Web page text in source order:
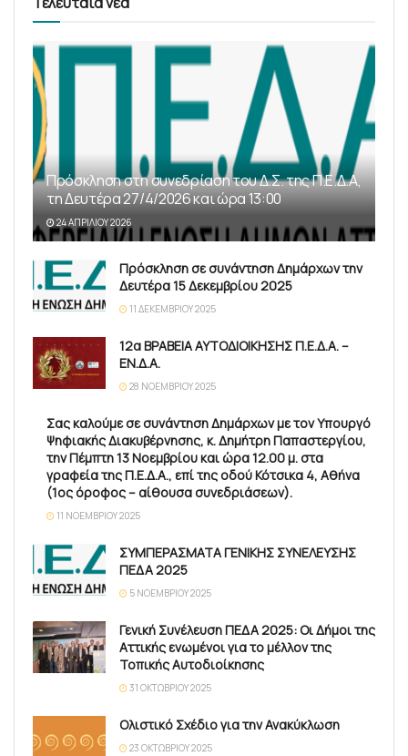
Πρόσκληση στη συνεδρίαση του Δ.Σ. της Π.Ε.Δ.Α,
τη Δευτέρα 27/4/2026 και ώρα 13:00
24 ΑΠΡΙΛΊΟΥ 2026
Πρόσκληση σε συνάντηση Δημάρχων την
Δευτέρα 15 Δεκεμβρίου 2025
11 ΔΕΚΕΜΒΡΊΟΥ 2025
12α ΒΡΑΒΕΙΑ ΑΥΤΟΔΙΟΙΚΗΣΗΣ Π.Ε.Δ.Α. –
ΕΝ.Δ.Α.
28 ΝΟΕΜΒΡΊΟΥ 2025
Σας καλούμε σε συνάντηση Δημάρχων με τον Υπουργό
Ψηφιακής Διακυβέρνησης, κ. Δημήτρη Παπαστεργίου,
την Πέμπτη 13 Νοεμβρίου και ώρα 12.00 μ. στα
γραφεία της Π.Ε.Δ.Α., επί της οδού Κότσικα 4, Αθήνα
(1ος όροφος – αίθουσα συνεδριάσεων).
11 ΝΟΕΜΒΡΊΟΥ 2025
ΣΥΜΠΕΡΑΣΜΑΤΑ ΓΕΝΙΚΗΣ ΣΥΝΕΛΕΥΣΗΣ
ΠΕΔΑ 2025
5 ΝΟΕΜΒΡΊΟΥ 2025
Γενική Συνέλευση ΠΕΔΑ 2025: Οι Δήμοι της
Αττικής ενωμένοι για το μέλλον της
Τοπικής Αυτοδιοίκησης
31 ΟΚΤΩΒΡΊΟΥ 2025
Ολιστικό Σχέδιο για την Ανακύκλωση
23 ΟΚΤΩΒΡΊΟΥ 2025